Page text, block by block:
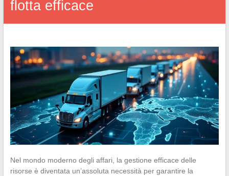
flotta efficace
Nel mondo moderno degli affari, la gestione efficace delle
risorse è diventata un’assoluta necessità per garantire la